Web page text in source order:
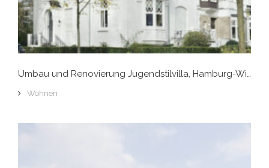
Umbau und Renovierung Jugendstilvilla, Hamburg-Winterhude
Wohnen